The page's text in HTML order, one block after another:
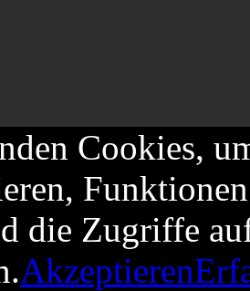
Cookies,
die Zugriffe
Akzeptieren